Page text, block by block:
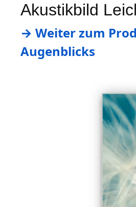
Akustikbild
→ Weiter zum
Augenblicks